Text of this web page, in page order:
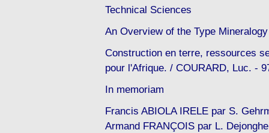
Technical Sciences
An Overview of the Type
Construction en terre, ressources
pour l'Afrique. / COURARD, Luc. -
In memoriam
Francis ABIOLA IRELE par S.
Armand FRANÇOIS par L.